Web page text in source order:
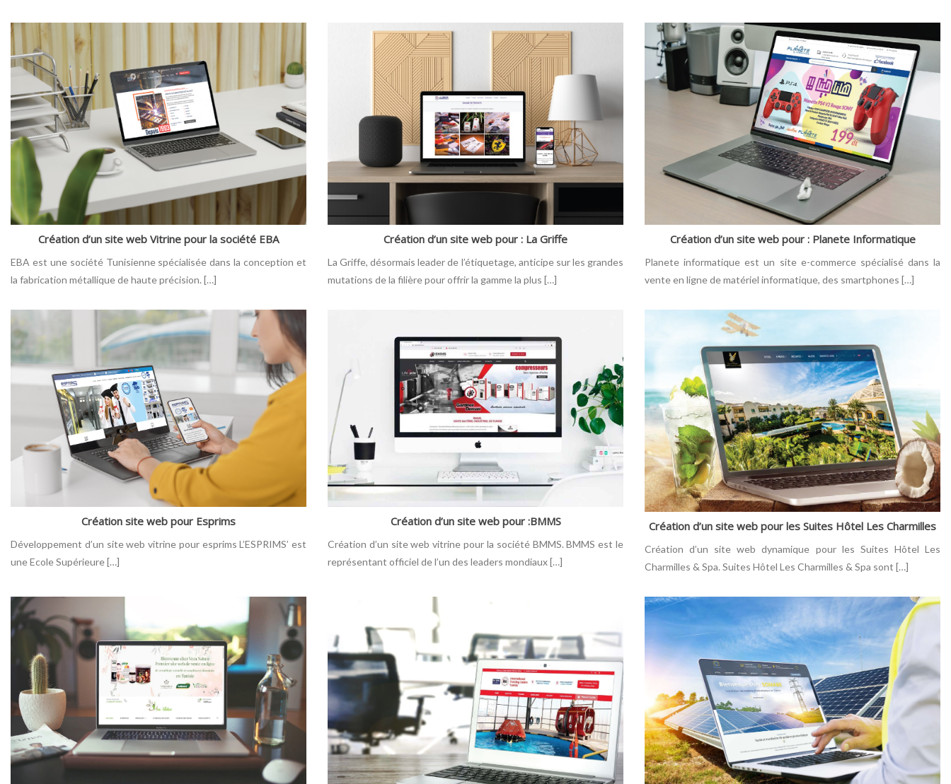
Création d’un site web Vitrine pour la société EBA
EBA est une société Tunisienne spécialisée dans la conception et
la fabrication métallique de haute précision. […]
Création d’un site web pour : La Griffe
La Griffe, désormais leader de l’étiquetage, anticipe sur les grandes
mutations de la filière pour offrir la gamme la plus […]
Création d’un site web pour : Planete Informatique
Planete informatique est un site e-commerce spécialisé dans la
vente en ligne de matériel informatique, des smartphones […]
Création site web pour Esprims
Développement d’un site web vitrine pour esprims L’ESPRIMS’ est
une Ecole Supérieure […]
Création d’un site web pour :BMMS
Création d’un site web vitrine pour la société BMMS. BMMS est le
représentant officiel de l’un des leaders mondiaux […]
Création d’un site web pour les Suites Hôtel Les Charmilles
Création d’un site web dynamique pour les Suites Hôtel Les
Charmilles & Spa. Suites Hôtel Les Charmilles & Spa sont […]